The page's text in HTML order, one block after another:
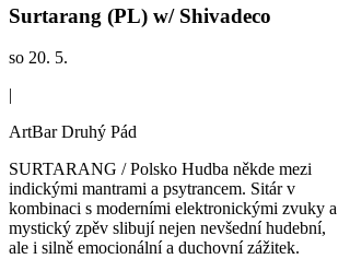
Surtarang (PL) w/ Shivadeco
so 20. 5.
|
ArtBar Druhý Pád
SURTARANG / Polsko Hudba někde mezi
indickými mantrami a psytrancem. Sitár v
kombinaci s moderními elektronickými zvuky a
mystický zpěv slibují nejen nevšední hudební,
ale i silně emocionální a duchovní zážitek.